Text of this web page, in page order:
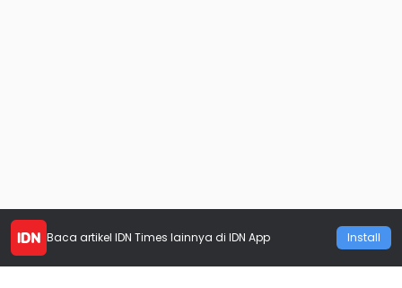
Baca artikel IDN Times lainnya di IDN App Install